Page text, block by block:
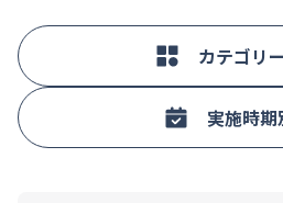
に関して悩み」が各20%台、「病気の
■腸の健康のための利用食品・飲料は
強、「大豆製品」「きのこ類」が各3割
のために摂取したい栄養素・成分は「食
「イソフラボン」「食物繊維」「乳酸菌
カテゴリ
実施時